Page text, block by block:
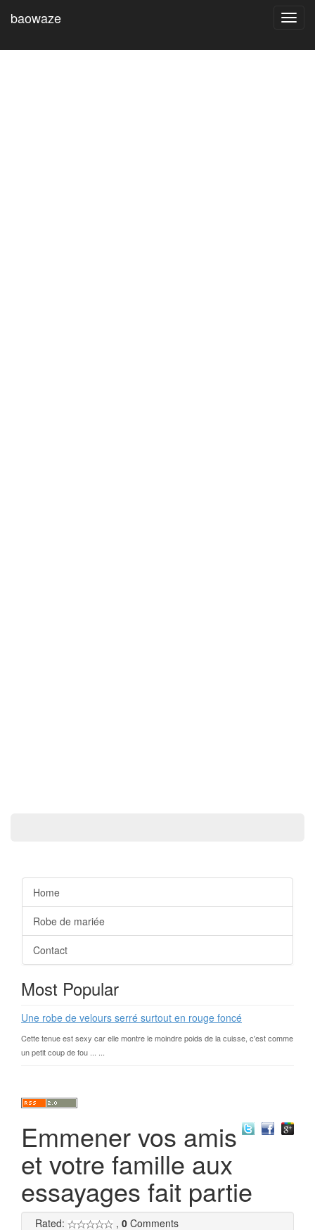
baowaze
Home
Robe de mariée
Contact
Most Popular
Une robe de velours serré surtout en rouge foncé
Cette tenue est sexy car elle montre le moindre poids de la cuisse, c'est comme
un petit coup de fou ... ...
Emmener vos amis
et votre famille aux
essayages fait partie
Rated: , 0 Comments